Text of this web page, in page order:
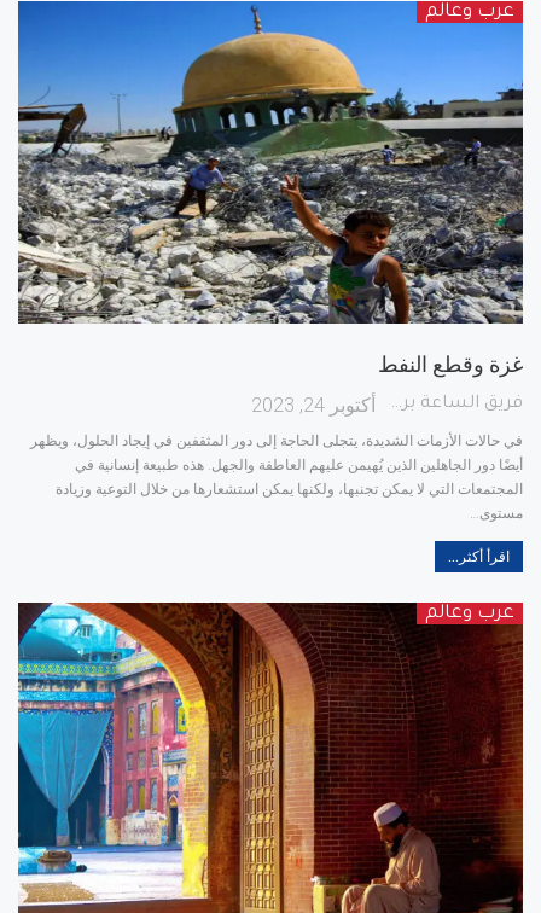
عرب وعالم
غزة وقطع النفط
فريق الساعة برس أكتوبر 24, 2023
في حالات الأزمات الشديدة، يتجلى الحاجة إلى دور المثقفين في إيجاد الحلول، ويظهر
أيضًا دور الجاهلين الذين يُهيمن عليهم العاطفة والجهل. هذه طبيعة إنسانية في
المجتمعات التي لا يمكن تجنبها، ولكنها يمكن استشعارها من خلال التوعية وزيادة
مستوى…
اقرأ أكثر...
عرب وعالم